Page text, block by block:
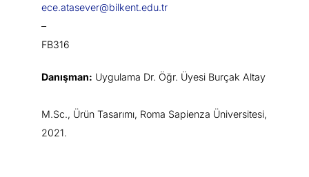
ece.atasever@bilkent.edu.tr
–
FB316
Danışman: Uygulama Dr. Öğr. Üyesi Burçak Altay
M.Sc., Ürün Tasarımı, Roma Sapienza Üniversitesi,
2021.